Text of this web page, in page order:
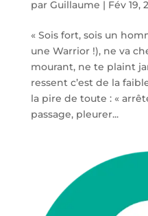
par Guillaume | Fév 19,
« Sois fort, sois un
une Warrior !), ne va
mourant, ne te plaint
ressent c’est de la
la pire de toute : «
passage, pleurer...